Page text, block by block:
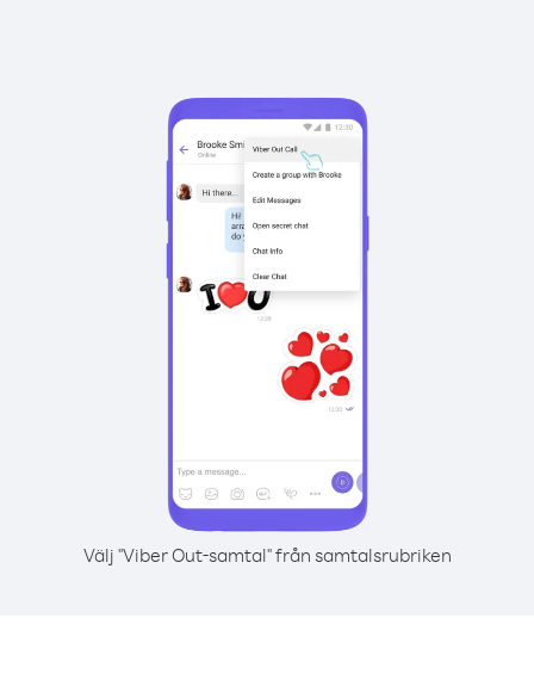
Välj "Viber Out-samtal" från samtalsrubriken